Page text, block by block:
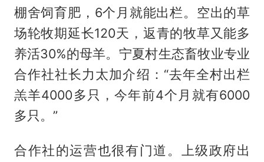
棚舍饲育肥，6个月就能出栏。空出的草
场轮牧期延长120天，返青的牧草又能多
养活30%的母羊。宁夏村生态畜牧业专业
合作社社长力太加介绍：“去年全村出栏
羔羊4000多只，今年前4个月就有6000
多只。”
合作社的运营也很有门道。上级政府出